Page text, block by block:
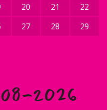
20 21
22
27 28
29
2026